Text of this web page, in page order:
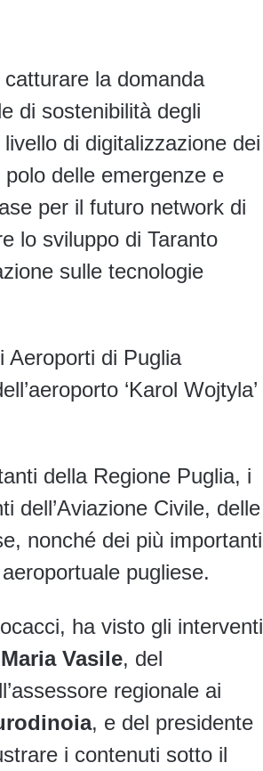
la domanda
di sostenibilità degli
di digitalizzazione dei
delle emergenze e
per il futuro network di
lo sviluppo di Taranto
sulle tecnologie
Aeroporti di Puglia
‘Karol Wojtyla’
della Regione Puglia, i
dell’Aviazione Civile, delle
nonché dei più importanti
pugliese.
ha visto gli interventi
Vasile, del
regionale ai
, e del presidente
i contenuti sotto il